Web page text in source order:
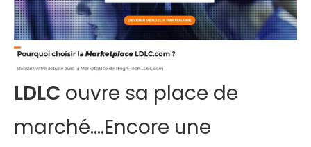
LDLC ouvre sa place de
marché….Encore une